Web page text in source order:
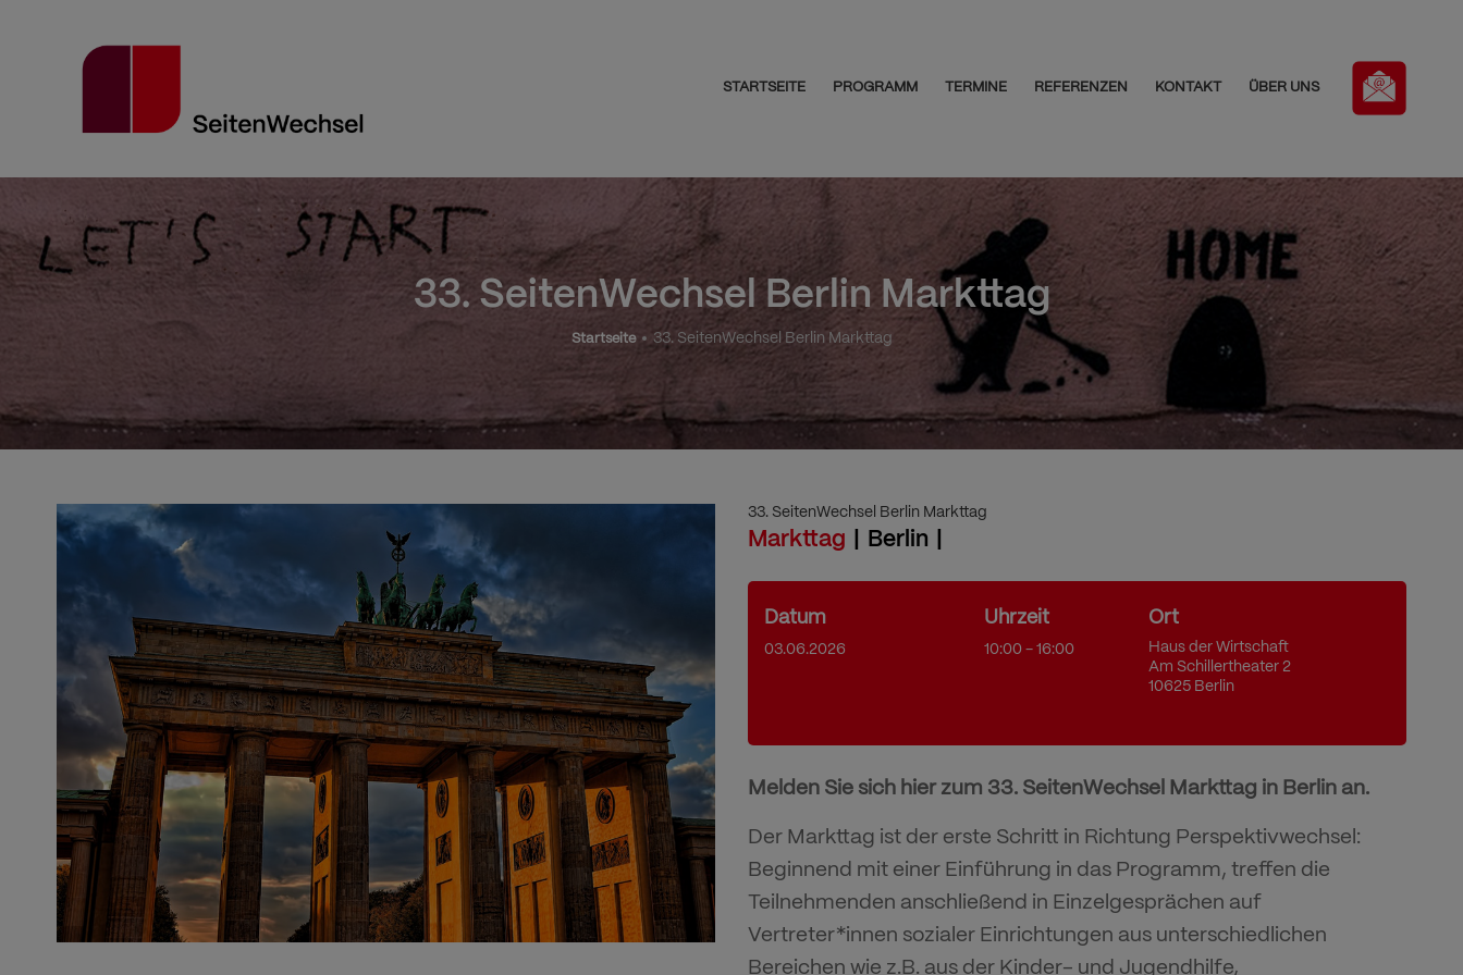
STARTSEITE PROGRAMM TERMINE REFERENZEN KONTAKT ÜBER UNS
33. SeitenWechsel Berlin Markttag
Startseite 33. SeitenWechsel Berlin Markttag
33. SeitenWechsel Berlin Markttag
Markttag Berlin
Datum
03.06.2026
Uhrzeit
10:00 - 16:00
Ort
Haus der Wirtschaft
Am Schillertheater 2
10625 Berlin
Melden Sie sich hier zum 33. SeitenWechsel Markttag in Berlin an.
Der Markttag ist der erste Schritt in Richtung Perspektivwechsel:
Beginnend mit einer Einführung in das Programm, treffen die
Teilnehmenden anschließend in Einzelgesprächen auf
Vertreter*innen sozialer Einrichtungen aus unterschiedlichen
Bereichen wie z.B. aus der Kinder- und Jugendhilfe,